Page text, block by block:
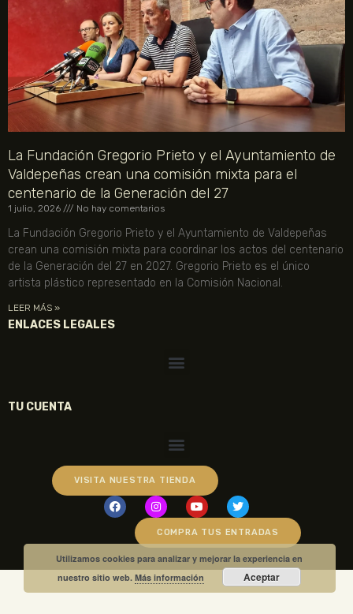
La Fundación Gregorio Prieto y el Ayuntamiento de
Valdepeñas crean una comisión mixta para el
centenario de la Generación del 27
1 julio, 2026 No hay comentarios
La Fundación Gregorio Prieto y el Ayuntamiento de Valdepeñas
crean una comisión mixta para coordinar los actos del centenario
de la Generación del 27 en 2027. Gregorio Prieto es el único
artista plástico representado en la Comisión Nacional.
LEER MÁS »
ENLACES LEGALES
TU CUENTA
VISITA NUESTRA TIENDA
COMPRA TUS ENTRADAS
Utilizamos cookies para analizar y mejorar la experiencia en
nuestro sitio web.Más información Aceptar